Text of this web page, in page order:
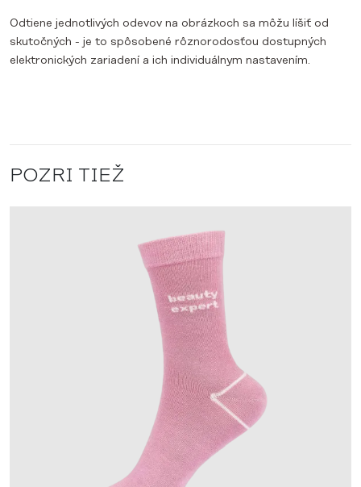
Odtiene jednotlivých odevov na obrázkoch sa môžu líšiť od
skutočných - je to spôsobené rôznorodosťou dostupných
elektronických zariadení a ich individuálnym nastavením.
POZRI TIEŽ